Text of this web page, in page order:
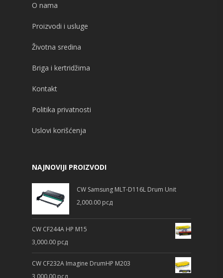
O nama
Proizvodi i usluge
Životna sredina
Briga i kertridžima
Kontakt
Politika privatnosti
Uslovi korišćenja
NAJNOVIJI PROIZVODI
CW Samsung MLT-D116L Drum Unit
2,000.00 рсд
CW CF244A HP M15
3,000.00 рсд
CW CF232A Imagine DrumHP M203
3,000.00 рсд